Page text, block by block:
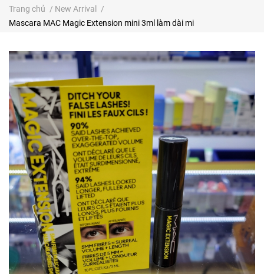
Trang chủ / New Arrival
/
Mascara MAC Magic Extension mini 3ml làm dài mi